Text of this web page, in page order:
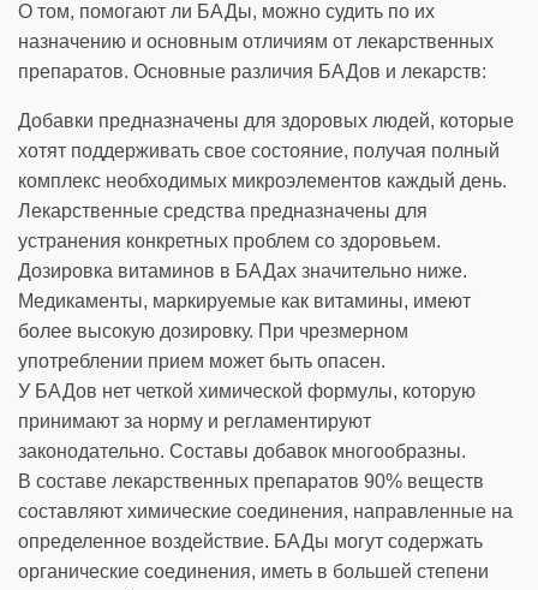
О том, помогают ли БАДы, можно судить по их
назначению и основным отличиям от лекарственных
препаратов. Основные различия БАДов и лекарств:
Добавки предназначены для здоровых людей, которые
хотят поддерживать свое состояние, получая полный
комплекс необходимых микроэлементов каждый день.
Лекарственные средства предназначены для
устранения конкретных проблем со здоровьем.
Дозировка витаминов в БАДах значительно ниже.
Медикаменты, маркируемые как витамины, имеют
более высокую дозировку. При чрезмерном
употреблении прием может быть опасен.
У БАДов нет четкой химической формулы, которую
принимают за норму и регламентируют
законодательно. Составы добавок многообразны.
В составе лекарственных препаратов 90% веществ
составляют химические соединения, направленные на
определенное воздействие. БАДы могут содержать
органические соединения, иметь в большей степени